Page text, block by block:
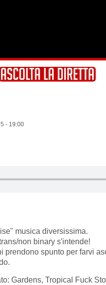
- 19:00
musica diversissima.
non binary s'intende!
prendono spunto per farvi
Gardens, Tropical Fuck